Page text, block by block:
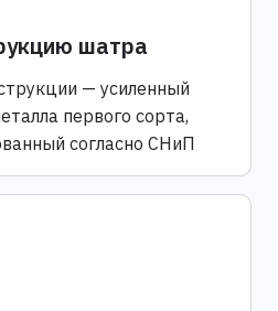
шатра
— усиленный
первого сорта,
согласно СНиП